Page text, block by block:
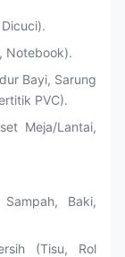
Notebook).
Bayi, Sarung
PVC).
Meja/Lantai,
Baki,
(Tisu, Rol